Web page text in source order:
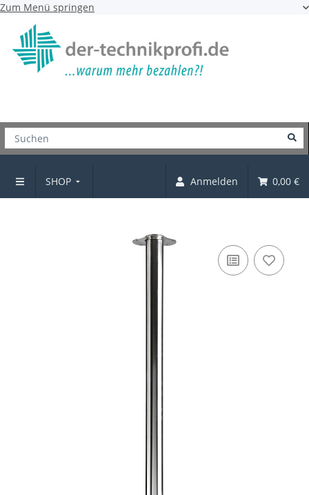
Zum Menü springen
SHOP Anmelden 0,00 €
Tischbein